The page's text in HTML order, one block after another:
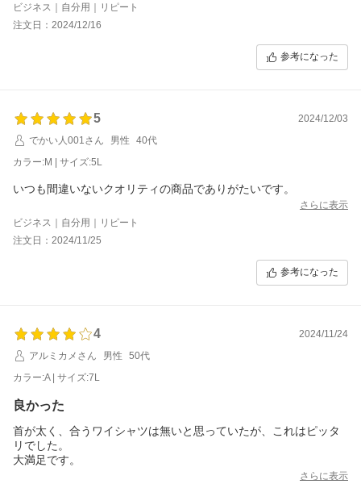
ビジネス｜自分用｜リピート
注文日：2024/12/16
参考になった
5
2024/12/03
でかい人001さん
男性
40代
カラー:M | サイズ:5L
いつも間違いないクオリティの商品でありがたいです。
さらに表示
ビジネス｜自分用｜リピート
注文日：2024/11/25
参考になった
4
2024/11/24
アルミカメさん
男性
50代
カラー:A | サイズ:7L
良かった
首が太く、合うワイシャツは無いと思っていたが、これはピッタ
リでした。
大満足です。
さらに表示